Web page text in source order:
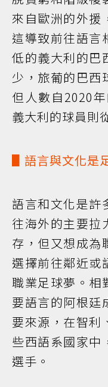
來自歐洲的外援
這導致前往語言
低的義大利的巴
少，旅葡的巴西
但人數自2020
義大利的球員則
▋語言與文化是
語言和文化是許
往海外的主要拉
存，但又想成為
選擇前往鄰近或
職業足球夢。相
要語言的阿根廷
要來源，在智利
些西語系國家中
選手。